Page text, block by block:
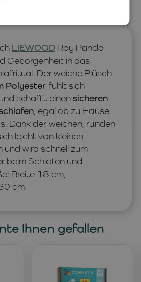
LIEWOOD Roy Panda
Geborgenheit in das
Der weiche Plüsch
Polyester fühlt sich
schafft einensicheren
, egal ob zu Hause
Dank der weichen, runden
leicht von kleinen
und wird schnell zum
beim Schlafen und
Breite 18 cm,
cm.
Ihnen gefallen